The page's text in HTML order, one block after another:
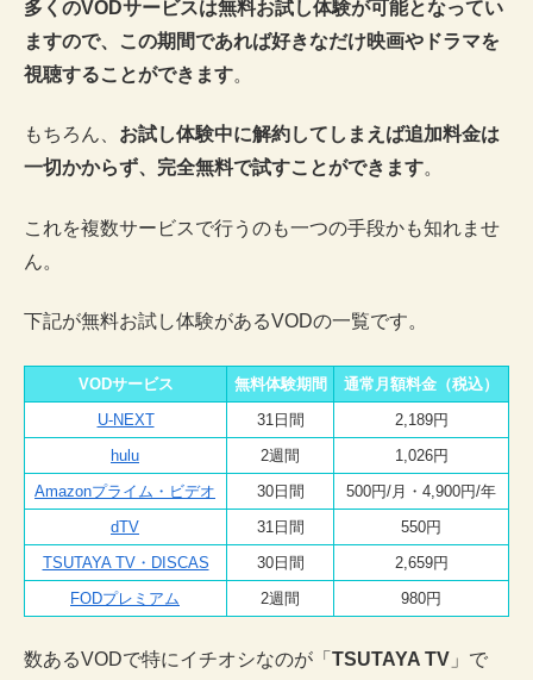
多くのVODサービスは無料お試し体験が可能となってい
ますので、この期間であれば好きなだけ映画やドラマを
視聴することができます。
もちろん、 お試し体験中に解約してしまえば追加料金は
一切かからず、完全無料で試すことができます。
これを複数サービスで行うのも一つの手段かも知れませ
ん。
下記が無料お試し体験があるVODの一覧です。
VODサービス 無料体験期間
通常月額料金（税込）
U-NEXT
31日間
2,189円
hulu
2週間
1,026円
Amazonプライム・ビデオ
30日間
500円/月・4,900円/年
dTV
31日間
550円
TSUTAYA TV・DISCAS
30日間
2,659円
FODプレミアム
2週間 980円
数あるVODで特にイチオシなのが「 TSUTAYA TV 」で